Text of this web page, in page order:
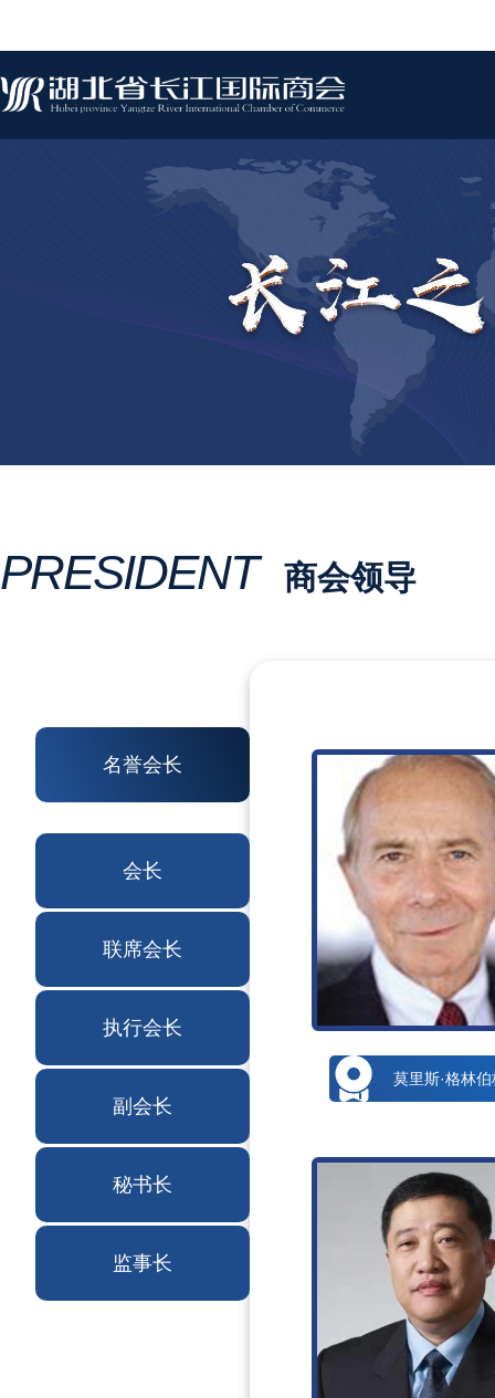
PRESIDENT 商会领导
名誉会长
会长
联席会长
执行会长
副会长
秘书长
监事长
莫里斯·格林伯